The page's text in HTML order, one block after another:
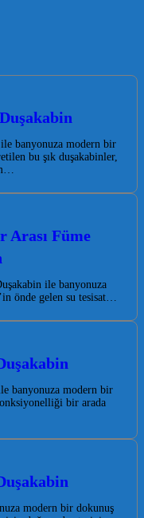
banyonuza modern bir
bu şık duşakabinler,
Füme
ile banyonuza
önde gelen su tesisat…
banyonuza modern bir
bir arada
modern bir dokunuş